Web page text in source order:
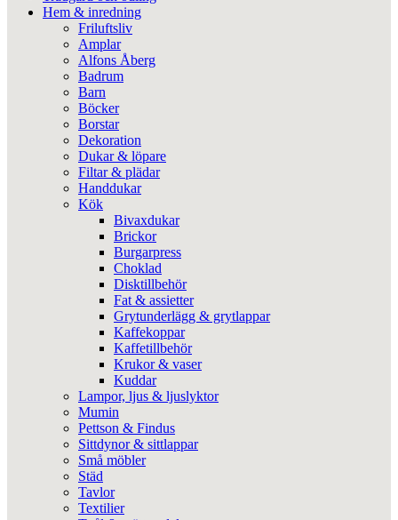
Hem & inredning
Friluftsliv
Amplar
Alfons Åberg
Badrum
Barn
Böcker
Borstar
Dekoration
Dukar & löpare
Filtar & plädar
Handdukar
Kök
Bivaxdukar
Brickor
Burgarpress
Choklad
Disktillbehör
Fat & assietter
Grytunderlägg & grytlappar
Kaffekoppar
Kaffetillbehör
Krukor & vaser
Kuddar
Lampor, ljus & ljuslyktor
Mumin
Pettson & Findus
Sittdynor & sittlappar
Små möbler
Städ
Tavlor
Textilier